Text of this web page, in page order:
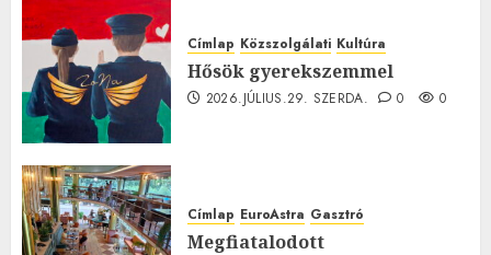
Címlap Közszolgálati Kultúra
Hősök gyerekszemmel
2026.JÚLIUS.29. SZERDA. 0 0
Címlap EuroAstra Gasztró
Megfiatalodott